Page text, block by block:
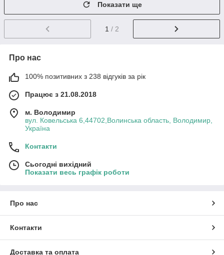
Показати ще
1 / 2
Про нас
100% позитивних з 238 відгуків за рік
Працює з 21.08.2018
м. Володимир
вул. Ковельська 6,44702,Волинська область, Володимир,
Україна
Контакти
Сьогодні вихідний
Показати весь графік роботи
Про нас
Контакти
Доставка та оплата